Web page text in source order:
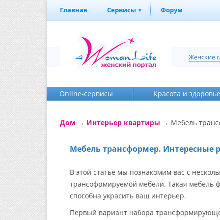
Главная Сервисы Форум
Женские
Online-cервисы Красота и здоровье
Дом → Интерьер квартиры → Мебель
Мебель трансформер. Интересные
В этой статье мы познакомим вас с
трансофрмируемой мебели. Такая мебель
способна украсить ваш интерьер.
Первый вариант набора